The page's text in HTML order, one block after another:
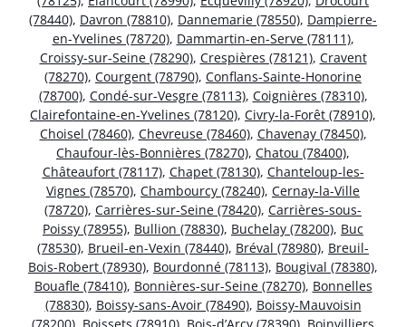
(78440), Davron (78810), Dannemarie (78550), Dampierre-
en-Yvelines (78720), Dammartin-en-Serve (78111),
Croissy-sur-Seine (78290), Crespières (78121), Cravent
(78270), Courgent (78790), Conflans-Sainte-Honorine
(78700), Condé-sur-Vesgre (78113), Coignières (78310),
Clairefontaine-en-Yvelines (78120), Civry-la-Forêt (78910),
Choisel (78460), Chevreuse (78460), Chavenay (78450),
Chaufour-lès-Bonnières (78270), Chatou (78400),
Châteaufort (78117), Chapet (78130), Chanteloup-les-
Vignes (78570), Chambourcy (78240), Cernay-la-Ville
(78720), Carrières-sur-Seine (78420), Carrières-sous-
Poissy (78955), Bullion (78830), Buchelay (78200), Buc
(78530), Brueil-en-Vexin (78440), Bréval (78980), Breuil-
Bois-Robert (78930), Bourdonné (78113), Bougival (78380),
Bouafle (78410), Bonnières-sur-Seine (78270), Bonnelles
(78830), Boissy-sans-Avoir (78490), Boissy-Mauvoisin